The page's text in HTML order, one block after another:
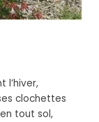
l’hiver,
clochettes
tout sol,